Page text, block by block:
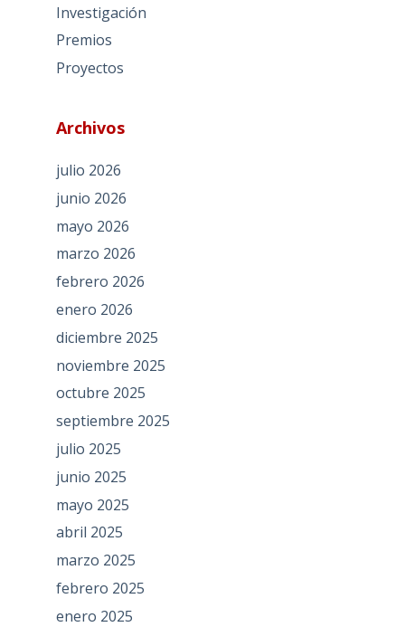
Investigación
Premios
Proyectos
Archivos
julio 2026
junio 2026
mayo 2026
marzo 2026
febrero 2026
enero 2026
diciembre 2025
noviembre 2025
octubre 2025
septiembre 2025
julio 2025
junio 2025
mayo 2025
abril 2025
marzo 2025
febrero 2025
enero 2025